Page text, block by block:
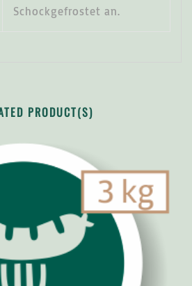
Schockgefrostet an.
PRODUCT(S)